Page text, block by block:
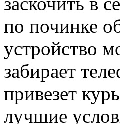
по починке
устройство
забирает
привезет
лучшие